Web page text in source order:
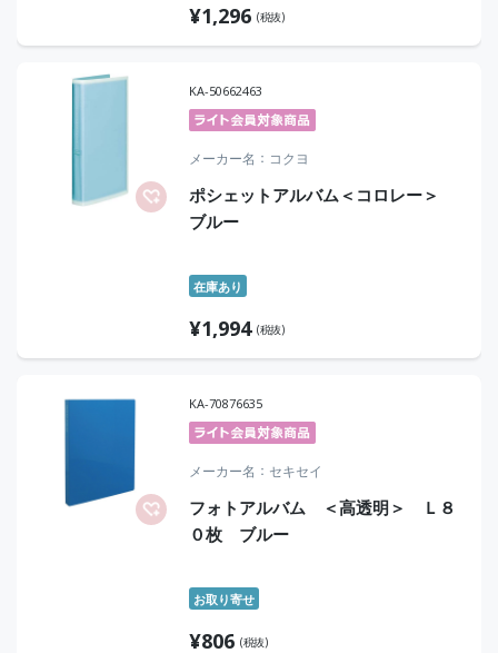
¥1,296 (税抜)
KA-50662463
メーカー名 コクヨ
ポシェットアルバム＜コロレー＞
ブルー
在庫あり
¥1,994 (税抜)
KA-70876635
メーカー名 セキセイ
フォトアルバム ＜高透明＞ Ｌ８
０枚 ブルー
お取り寄せ
¥806 (税抜)